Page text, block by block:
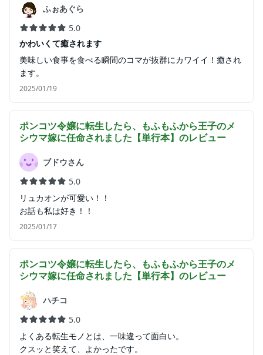
ふぉあぐら
5.0
かわいくて癒されます
美味しい食事を食べる瞬間のコマが抜群にカワイイ！癒され
ます。
2025/01/19
ポンコツ令嬢に転生したら、もふもふから王子のメ
シウマ嫁に任命されました【単行本】 のレビュー
ブドウさん
5.0
リュカオンが可愛い！！
お話も私は好き！！
2025/01/17
ポンコツ令嬢に転生したら、もふもふから王子のメ
シウマ嫁に任命されました【単行本】 のレビュー
ハチコ
5.0
よくある転生モノとは、一味違って面白い。
クスッと笑えて、よかったです。